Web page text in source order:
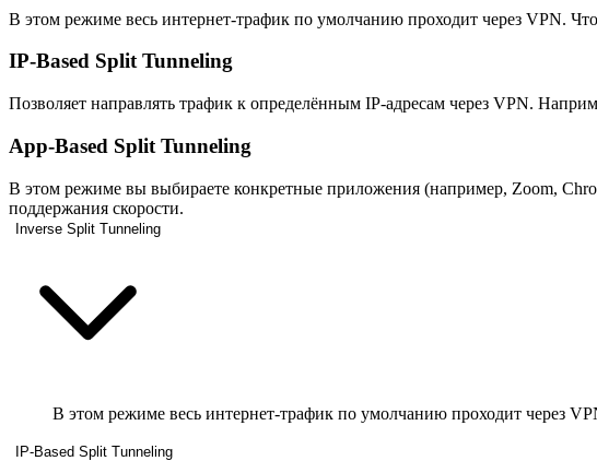
В этом режиме весь интернет-трафик по умолчанию проходит через VPN.
IP-Based Split Tunneling
Позволяет направлять трафик к определённым IP-адресам через VPN.
App-Based Split Tunneling
В этом режиме вы выбираете конкретные приложения (например, Zoom,
поддержания скорости.
Inverse Split Tunneling
В этом режиме весь интернет-трафик по умолчанию проходит через
IP-Based Split Tunneling